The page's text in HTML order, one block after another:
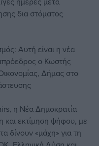
δια στόματος
Αυτή είναι η νέα
ο Κωστής
Δήμας στο
η Νέα Δημοκρατία
και εκτίμηση ψήφου, με
δίνουν «μάχη» για τη